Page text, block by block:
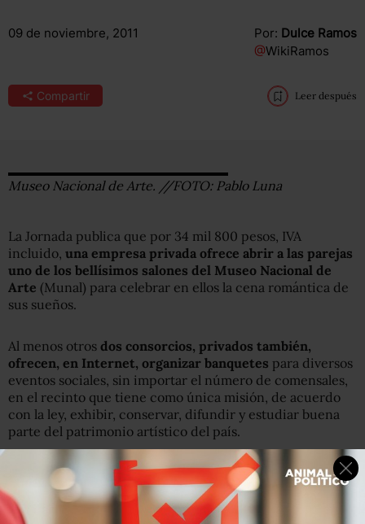
09 de noviembre, 2011 Por: Dulce Ramos
@WikiRamos
Compartir Leer después
Museo Nacional de Arte. //FOTO: Pablo Luna
La Jornada publica que por 34 mil 800 pesos, IVA
incluido, una empresa privada ofrece abrir a las parejas
uno de los bellísimos salones del Museo Nacional de
Arte (Munal) para celebrar en ellos la cena romántica de
sus sueños.
Al menos otros dos consorcios, privados también,
ofrecen, en Internet, organizar banquetes para diversos
eventos sociales, sin importar el número de comensales,
en el recinto que tiene como única misión, de acuerdo
con la ley, exhibir, conservar, difundir y estudiar buena
parte del patrimonio artístico del país.
En entrevista con La Jornada,el director del Munal,
Miguel Fernández Félix, niega que ahí se hayan
verificado banquetes de bodas
y evade –lo más que